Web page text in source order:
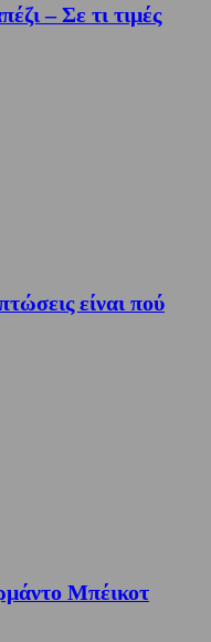
– Σε τι τιμές
είναι πού
Μπέικοτ